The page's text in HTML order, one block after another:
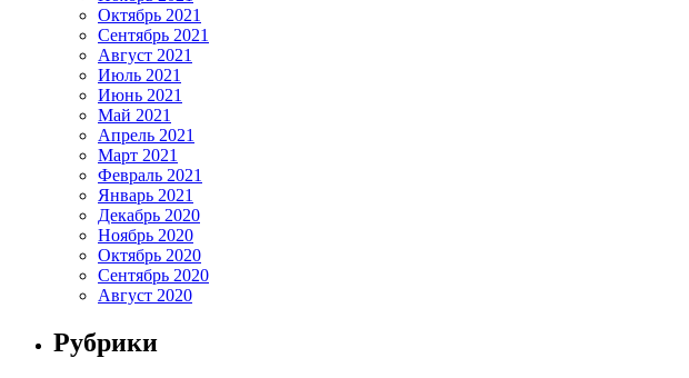
Октябрь 2021
Сентябрь 2021
Август 2021
Июль 2021
Июнь 2021
Май 2021
Апрель 2021
Март 2021
Февраль 2021
Январь 2021
Декабрь 2020
Ноябрь 2020
Октябрь 2020
Сентябрь 2020
Август 2020
Рубрики